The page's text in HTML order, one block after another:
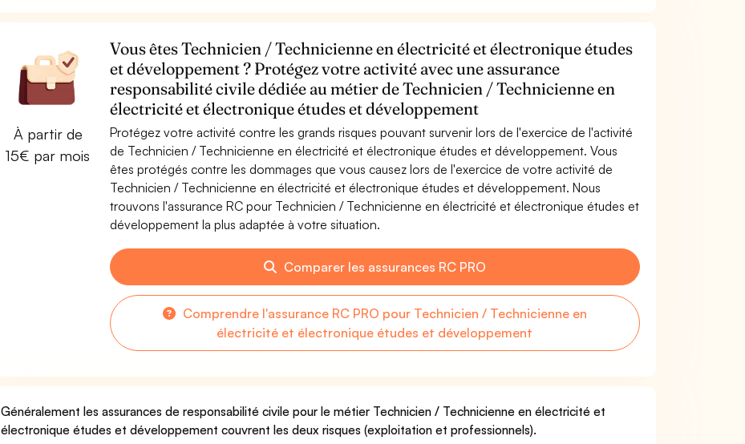
À partir de
15€ par mois
Vous êtes Technicien / Technicienne en électricité et électronique études
et développement ? Protégez votre activité avec une assurance
responsabilité civile dédiée au métier de Technicien / Technicienne en
électricité et électronique études et développement
Protégez votre activité contre les grands risques pouvant survenir lors de l'exercice de l'activité
de Technicien / Technicienne en électricité et électronique études et développement. Vous
êtes protégés contre les dommages que vous causez lors de l'exercice de votre activité de
Technicien / Technicienne en électricité et électronique études et développement. Nous
trouvons l'assurance RC pour Technicien / Technicienne en électricité et électronique études et
développement la plus adaptée à votre situation.
Comparer les assurances RC PRO
Comprendre l'assurance RC PRO pour Technicien / Technicienne en
électricité et électronique études et développement
Généralement les assurances de responsabilité civile pour le métier Technicien / Technicienne en électricité et
électronique études et développement couvrent les deux risques (exploitation et professionnels).